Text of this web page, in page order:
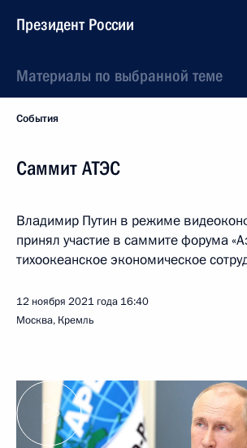
Президент России
Материалы по выбранной теме
События
Саммит АТЭС
Владимир Путин в режиме
принял участие в саммите форума
тихоокеанское экономическое
12 ноября 2021 года 16:40
Москва, Кремль